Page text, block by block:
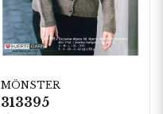
MÖNSTER
313395